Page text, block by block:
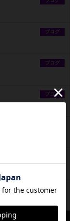
ブログ
ブログ
ブログ
ブログ